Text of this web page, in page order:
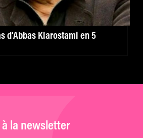
d’Abbas Kiarostami en 5
la newsletter